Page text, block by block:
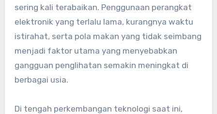
sering kali terabaikan. Penggunaan perangkat
elektronik yang terlalu lama, kurangnya waktu
istirahat, serta pola makan yang tidak seimbang
menjadi faktor utama yang menyebabkan
gangguan penglihatan semakin meningkat di
berbagai usia.
Di tengah perkembangan teknologi saat ini,